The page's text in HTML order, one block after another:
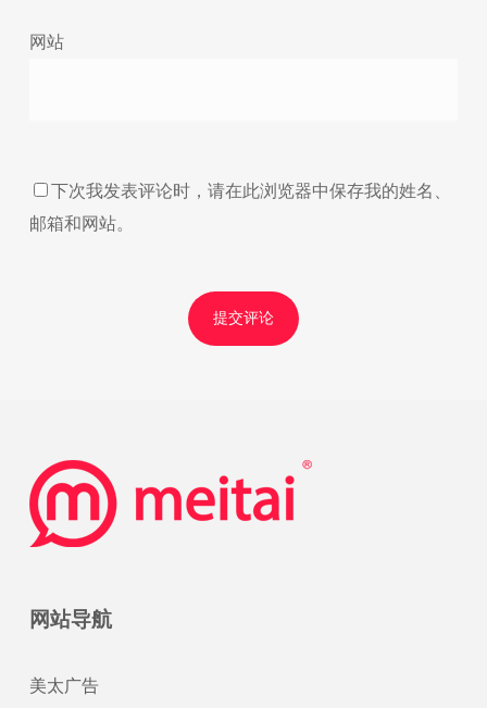
网站
下次我发表评论时，请在此浏览器中保存我的姓名、
邮箱和网站。
网站导航
美太广告